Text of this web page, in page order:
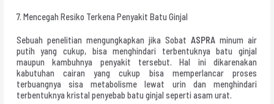
7. Mencegah Resiko Terkena Penyakit Batu Ginjal
Sebuah penelitian mengungkapkan jika Sobat ASPRAminum air
putih yang cukup, bisa menghindari terbentuknya batu ginjal
maupun kambuhnya penyakit tersebut. Hal ini dikarenakan
kabutuhan cairan yang cukup bisa memperlancar proses
terbuangnya sisa metabolisme lewat urin dan menghindari
terbentuknya kristal penyebab batu ginjal seperti asam urat.